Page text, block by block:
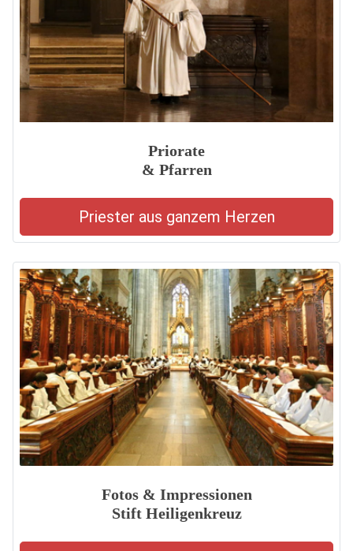
Priorate
& Pfarren
Priester aus ganzem Herzen
Fotos & Impressionen
Stift Heiligenkreuz